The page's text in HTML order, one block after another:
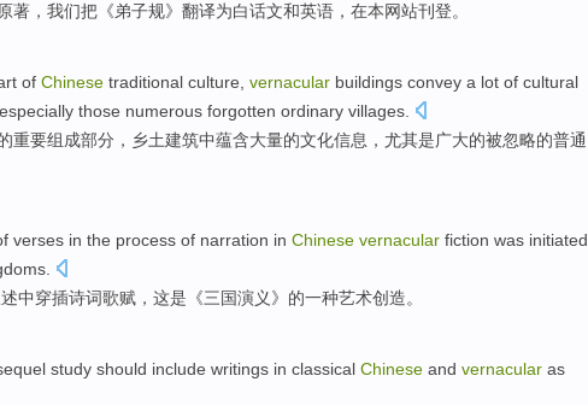
著 ， 我们把 《弟子规》翻译为白话文和英语 ， 在本网站刊登。
of Chinese traditional culture vernacular buildings convey a lot of cultural
especially those numerous forgotten ordinary villages
重要组成部分 ， 乡土建筑中蕴含大量的文化信息 ， 尤其是广大的被忽略的普通
verses in the process of narration in Chinese vernacular fiction was initiated
中穿插诗词歌赋 ，这是 《三国演义》的一种艺术创造。
study should include writings in classical Chinese and vernacular as